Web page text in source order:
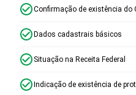
Confirmação de existência do
Dados cadastrais básicos
Situação na Receita Federal
Indicação de existência de